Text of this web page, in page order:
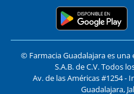
© Farmacia Guadalajara es
S.A.B. de C.V. Todos
Av. de las Américas #1254 -
Guadalajara,